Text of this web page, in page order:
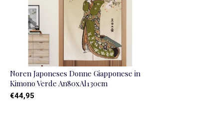
Noren Japoneses Donne Giapponese in
Kimono Verde An80xAl130cm
€44,95